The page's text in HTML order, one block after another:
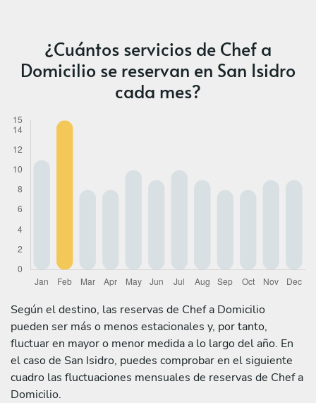
¿Cuántos servicios de Chef a
Domicilio se reservan en San Isidro
cada mes?
Según el destino, las reservas de Chef a Domicilio
pueden ser más o menos estacionales y, por tanto,
fluctuar en mayor o menor medida a lo largo del año. En
el caso de San Isidro, puedes comprobar en el siguiente
cuadro las fluctuaciones mensuales de reservas de Chef a
Domicilio.